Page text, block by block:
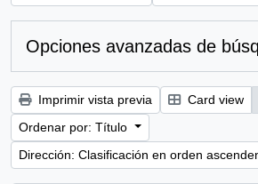
Opciones avanzadas de
Imprimir vista previa Card view
Ordenar por: Título
Dirección: Clasificación en orden